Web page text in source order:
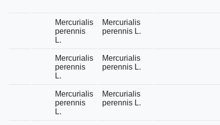
Mercurialis
perennis
L.
Mercurialis
perennis L.
Mercurialis
perennis
L.
Mercurialis
perennis L.
Mercurialis
perennis
L.
Mercurialis
perennis L.